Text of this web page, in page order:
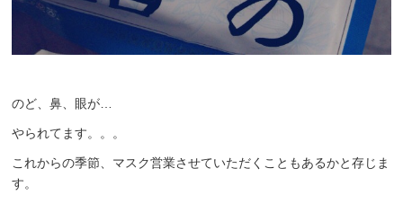
のど、鼻、眼が…
やられてます。。。
これからの季節、マスク営業させていただくこともあるかと存じま
す。